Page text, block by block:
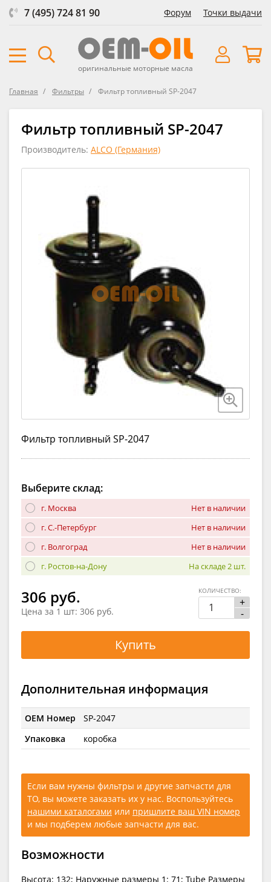
7 (495) 724 81 90 Форум Точки выдачи
оригинальные моторные масла
Главная Фильтры Фильтр топливный SP-2047
Фильтр топливный SP-2047
Производитель: ALCO (Германия)
Фильтр топливный SP-2047
Выберите склад:
г. Москва
Нет в наличии
г. С.-Петербург
Нет в наличии
г. Волгоград
Нет в наличии
г. Ростов-на-Дону
На складе 2 шт.
306 руб.
Цена за 1 шт: 306 руб.
+
-
КОЛИЧЕСТВО:
Купить
Дополнительная информация
OEM Номер
SP-2047
Упаковка
коробка
Если вам нужны фильтры и другие запчасти для
ТО, вы можете заказать их у нас. Воспользуйтесь
нашими каталогами или пришлите ваш VIN номер
и мы подберем любые запчасти для вас.
Возможности
Высота: 132; Наружные размеры 1: 71; Tube Размеры